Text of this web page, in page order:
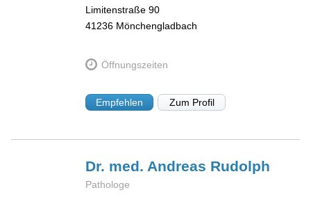
Limitenstraße 90
41236 Mönchengladbach
Öffnungszeiten
Empfehlen Zum Profil
Dr. med. Andreas Rudolph
Pathologe